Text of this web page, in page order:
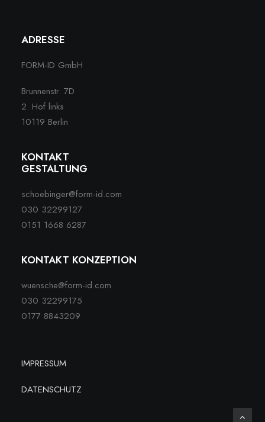
ADRESSE
FORM-ID GmbH
Brunnenstr. 7D
2. Hof links
10119 Berlin
KONTAKT
GESTALTUNG
schoebinger@form-id.com
030 32299127
0151 1668 6287
KONTAKT KONZEPTION
wuensche@form-id.com
030 32299175
0177 8843209
IMPRESSUM
DATENSCHUTZ